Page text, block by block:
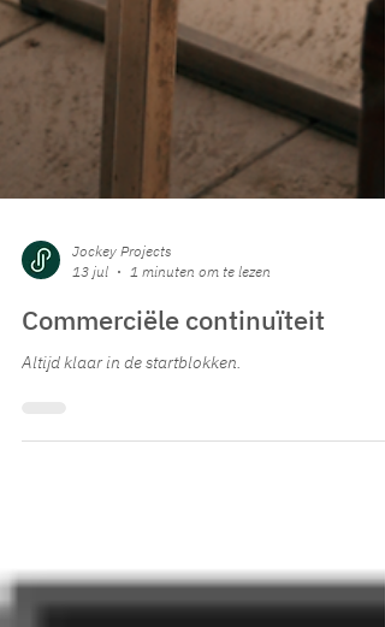
1 minuten om te lezen
Commerciële continuïteit